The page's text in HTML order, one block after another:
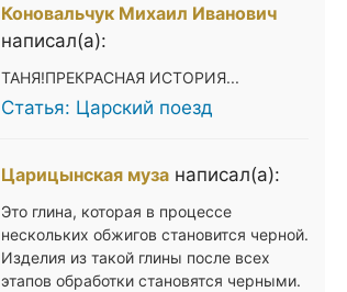
Коновальчук Михаил Иванович
написал(а):
ТАНЯ!ПРЕКРАСНАЯ ИСТОРИЯ...
Статья: Царский поезд
Царицынская музанаписал(а):
Это глина, которая в процессе
нескольких обжигов становится черной.
Изделия из такой глины после всех
этапов обработки становятся черными.